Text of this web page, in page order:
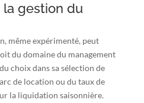
la gestion du
même expérimenté, peut
du domaine du management
choix dans sa sélection de
de location ou du taux de
la liquidation saisonnière.